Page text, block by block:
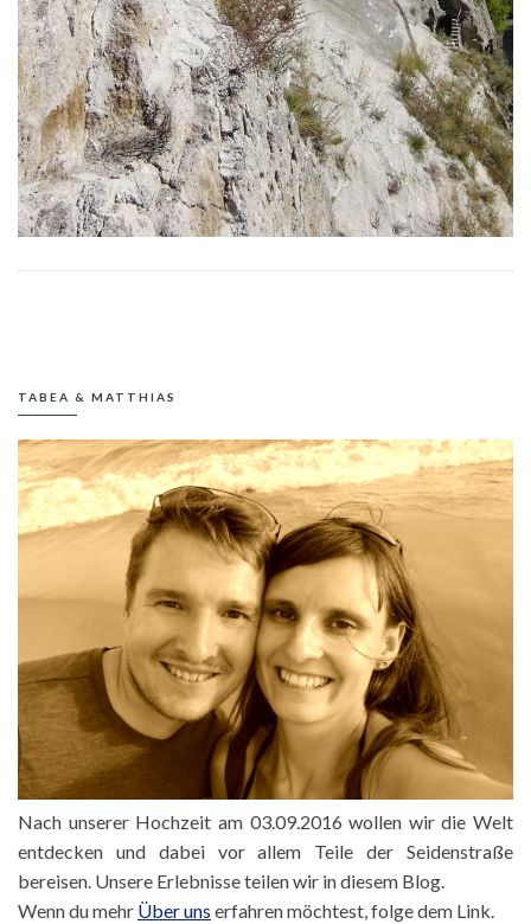
TABEA & MATTHIAS
Nach unserer Hochzeit am 03.09.2016 wollen wir die Welt
entdecken und dabei vor allem Teile der Seidenstraße
bereisen. Unsere Erlebnisse teilen wir in diesem Blog.
Wenn du mehr Über uns erfahren möchtest, folge dem Link.